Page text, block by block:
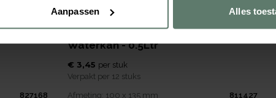
Aanpassen Alles
827168
Waterkan - 0.5Ltr
€ 3,45 per stuk
Verpakt per 12 stuks
Afmeting: 100 x 135 mm
811427